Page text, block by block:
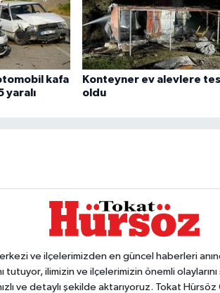
kafa
yaralı
Konteyner ev alevlere
oldu
ve ilçelerimizden en güncel haberleri
tutuyor, ilimizin ve ilçelerimizin önemli
ve detaylı şekilde aktarıyoruz. Tokat